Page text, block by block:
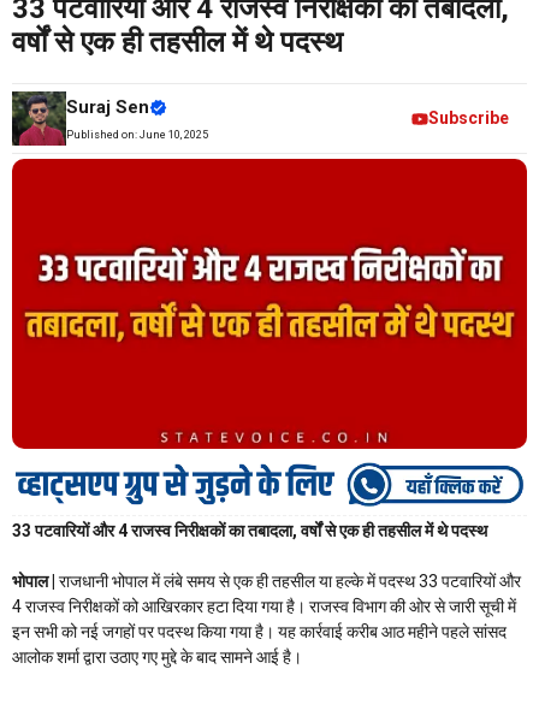
33 पटवारियों और 4 राजस्व निरीक्षकों का तबादला,
वर्षों से एक ही तहसील में थे पदस्थ
Suraj Sen
Published on: June 10, 2025
Subscribe
33 पटवारियों और 4 राजस्व निरीक्षकों का तबादला, वर्षों से एक ही तहसील में थे पदस्थ
भोपाल | राजधानी भोपाल में लंबे समय से एक ही तहसील या हल्के में पदस्थ 33 पटवारियों और
4 राजस्व निरीक्षकों को आखिरकार हटा दिया गया है। राजस्व विभाग की ओर से जारी सूची में
इन सभी को नई जगहों पर पदस्थ किया गया है। यह कार्रवाई करीब आठ महीने पहले सांसद
आलोक शर्मा द्वारा उठाए गए मुद्दे के बाद सामने आई है।